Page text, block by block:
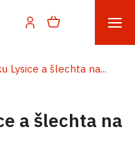
Lysice a šlechta na...
a šlechta na